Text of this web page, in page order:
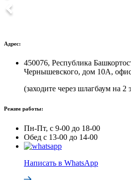
Адрес:
450076, Республика
Чернышевского, дом 10А,
(заходите через шлагбаум на 2
Режим работы:
Пн-Пт, с 9-00 до 18-00
Обед с 13-00 до 14-00
Написать в WhatsApp